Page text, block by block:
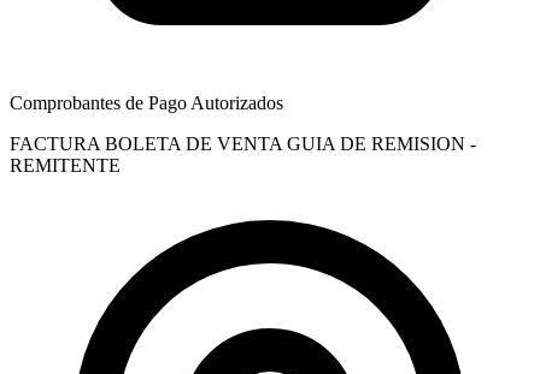
Comprobantes de Pago Autorizados
FACTURA BOLETA DE VENTA GUIA DE REMISION -
REMITENTE